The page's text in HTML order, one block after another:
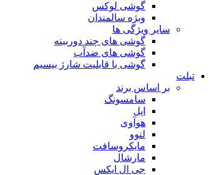
گوشی لوکس
وبژه سالمندان
سایر ویژگی ها
گوشی های چند دوربینه
گوشی های ضدآب
گوشی با قابلیت شارژ بیسیم
تبلت
بر اساس برند
سامسونگ
اپل
هوآوی
لنوو
مایکروسافت
مارشال
جی ال ایکس